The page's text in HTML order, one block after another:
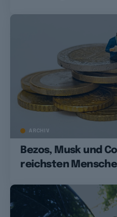
ARCHIV
Bezos, Musk und
reichsten